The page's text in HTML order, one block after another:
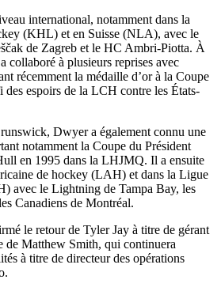
international, notamment dans la
(KHL) et en Suisse (NLA), avec le
de Zagreb et le HC Ambri-Piotta. À
collaboré à plusieurs reprises avec
récemment la médaille d’or à la Coupe
espoirs de la LCH contre les États-
Dwyer a également connu une
notamment la Coupe du Président
en 1995 dans la LHJMQ. Il a ensuite
de hockey (LAH) et dans la Ligue
avec le Lightning de Tampa Bay, les
Canadiens de Montréal.
le retour de Tyler Jay à titre de gérant
de Matthew Smith, qui continuera
à titre de directeur des opérations